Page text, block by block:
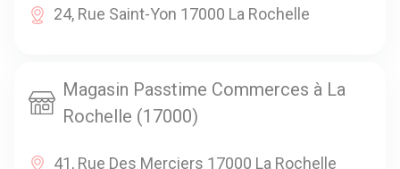
24, Rue Saint-Yon 17000 La Rochelle
Magasin Passtime Commerces à La
Rochelle (17000)
41, Rue Des Merciers 17000 La Rochelle